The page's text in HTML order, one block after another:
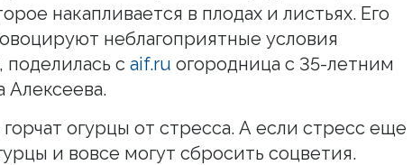
накапливается в плодах и листьях. Его
неблагоприятные условия
с aif.ru огородница с 35-летним
огурцы от стресса. А если стресс еще
и вовсе могут сбросить соцветия.